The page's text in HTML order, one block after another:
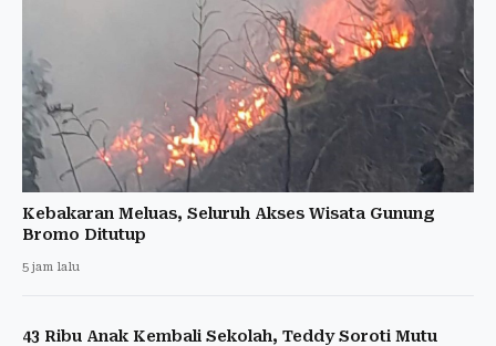
Kebakaran Meluas, Seluruh Akses Wisata Gunung
Bromo Ditutup
5 jam lalu
43 Ribu Anak Kembali Sekolah, Teddy Soroti Mutu